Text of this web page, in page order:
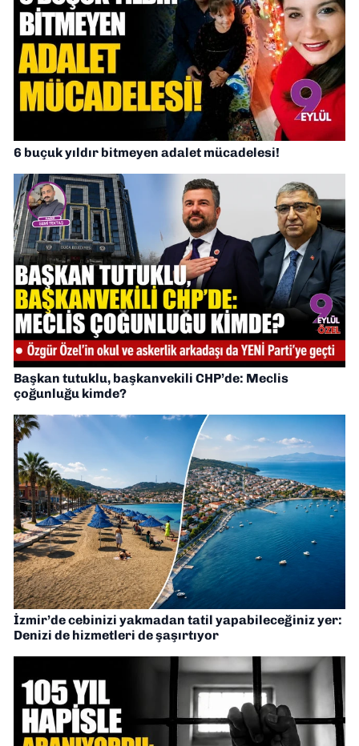
6 buçuk yıldır bitmeyen adalet mücadelesi!
Başkan tutuklu, başkanvekili CHP’de: Meclis
çoğunluğu kimde?
İzmir’de cebinizi yakmadan tatil yapabileceğiniz yer:
Denizi de hizmetleri de şaşırtıyor